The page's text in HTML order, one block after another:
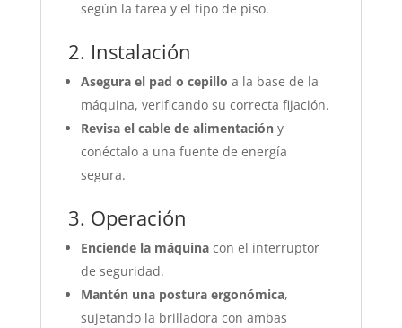
según la tarea y el tipo de piso.
2. Instalación
Asegura el pad o cepillo a la base de la
máquina, verificando su correcta fijación.
Revisa el cable de alimentacióny
conéctalo a una fuente de energía
segura.
3. Operación
Enciende la máquinacon el interruptor
de seguridad.
Mantén una postura ergonómica,
sujetando la brilladora con ambas